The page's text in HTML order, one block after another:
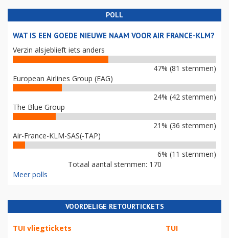
POLL
WAT IS EEN GOEDE NIEUWE NAAM VOOR AIR FRANCE-KLM?
Verzin alsjeblieft iets anders
47% (81 stemmen)
European Airlines Group (EAG)
24% (42 stemmen)
The Blue Group
21% (36 stemmen)
Air-France-KLM-SAS(-TAP)
6% (11 stemmen)
Totaal aantal stemmen: 170
Meer polls
VOORDELIGE RETOURTICKETS
TUI vliegtickets TUI